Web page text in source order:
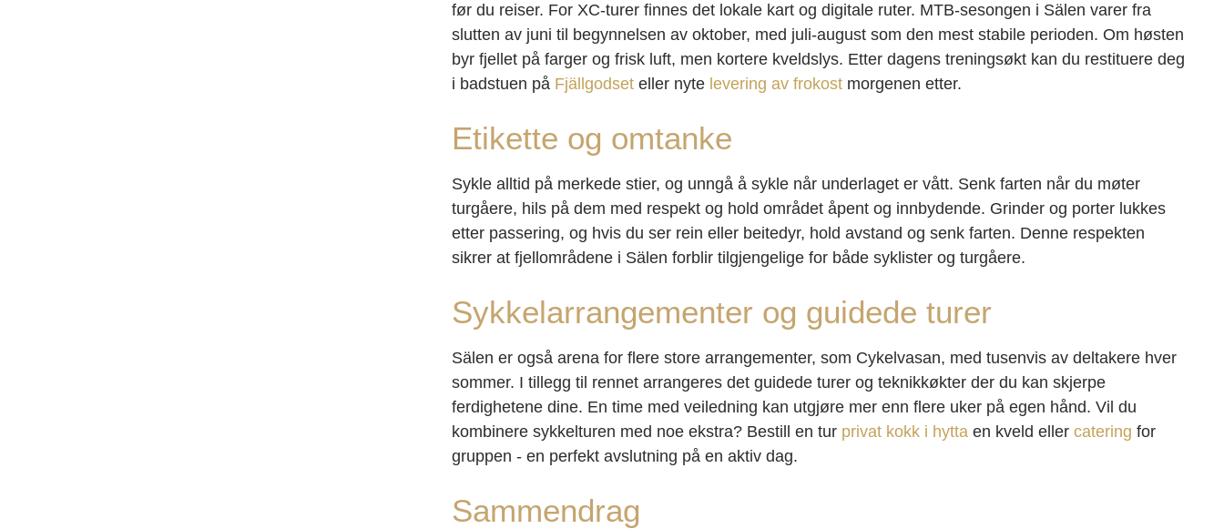
før du reiser. For XC-turer finnes det lokale kart og digitale ruter. MTB-sesongen i Sälen varer fra
slutten av juni til begynnelsen av oktober, med juli-august som den mest stabile perioden. Om høsten
byr fjellet på farger og frisk luft, men kortere kveldslys. Etter dagens treningsøkt kan du restituere deg
i badstuen på Fjällgodset eller nyte levering av frokost morgenen etter.
Etikette og omtanke
Sykle alltid på merkede stier, og unngå å sykle når underlaget er vått. Senk farten når du møter
turgåere, hils på dem med respekt og hold området åpent og innbydende. Grinder og porter lukkes
etter passering, og hvis du ser rein eller beitedyr, hold avstand og senk farten. Denne respekten
sikrer at fjellområdene i Sälen forblir tilgjengelige for både syklister og turgåere.
Sykkelarrangementer og guidede turer
Sälen er også arena for flere store arrangementer, som Cykelvasan, med tusenvis av deltakere hver
sommer. I tillegg til rennet arrangeres det guidede turer og teknikkøkter der du kan skjerpe
ferdighetene dine. En time med veiledning kan utgjøre mer enn flere uker på egen hånd. Vil du
kombinere sykkelturen med noe ekstra? Bestill en tur privat kokk i hytta en kveld ellercatering for
gruppen - en perfekt avslutning på en aktiv dag.
Sammendrag